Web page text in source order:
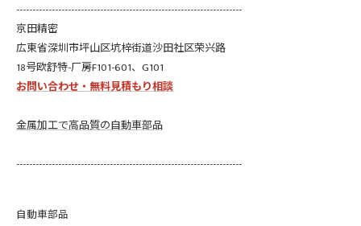
----------------------------------------------------------------------
京田精密
広東省深圳市坪山区坑梓街道沙田社区荣兴路
18号欧舒特-厂房F101-601、G101
お問い合わせ・無料見積もり相談
金属加工で高品質の自動車部品
----------------------------------------------------------------------
自動車部品